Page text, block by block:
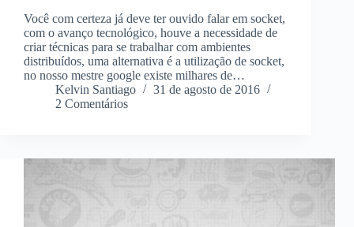
Você com certeza já deve ter ouvido falar em socket,
com o avanço tecnológico, houve a necessidade de
criar técnicas para se trabalhar com ambientes
distribuídos, uma alternativa é a utilização de socket,
no nosso mestre google existe milhares de…
Kelvin Santiago
31 de agosto de 2016
2 Comentários